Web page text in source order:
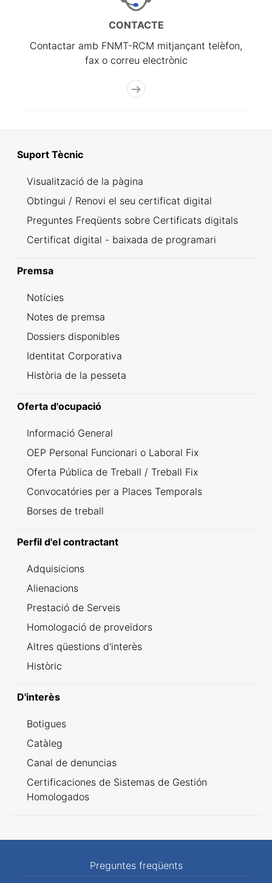
CONTACTE
Contactar amb FNMT-RCM mitjançant telèfon,
fax o correu electrònic
Suport Tècnic
Visualització de la pàgina
Obtingui / Renovi el seu certificat digital
Preguntes Freqüents sobre Certificats digitals
Certificat digital - baixada de programari
Premsa
Notícies
Notes de premsa
Dossiers disponibles
Identitat Corporativa
Història de la pesseta
Oferta d'ocupació
Informació General
OEP Personal Funcionari o Laboral Fix
Oferta Pública de Treball / Treball Fix
Convocatóries per a Places Temporals
Borses de treball
Perfil d'el contractant
Adquisicions
Alienacions
Prestació de Serveis
Homologació de proveïdors
Altres qüestions d'interès
Històric
D'interès
Botigues
Catàleg
Canal de denuncias
Certificaciones de Sistemas de Gestión
Homologados
Preguntes freqüents